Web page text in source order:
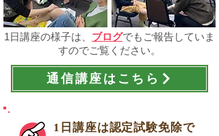
1日講座の様子は、 ブログでもご報告していま
すのでご覧ください。
通信講座はこちら
​1日講座は認定試験免除で